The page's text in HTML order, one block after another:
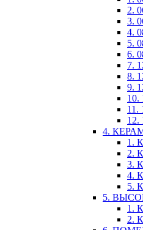
2.
3.
4.
5.
6.
7.
8.
9.
10.
11.
12.
4.
1.
2.
3.
4.
5.
5.
1.
2.